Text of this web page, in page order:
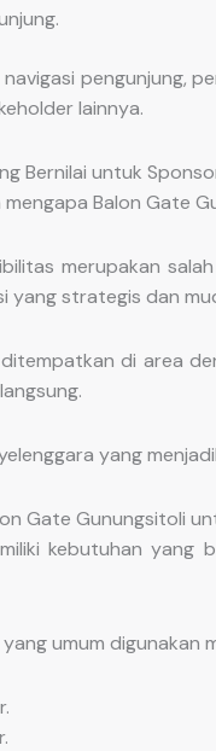
pengunjung,
lainnya.
Bernilai untuk
mengapa Balon Gate
merupakan
yang strategis dan
di area
yang
Gate Gunungsitoli
kebutuhan yang
umum digunakan